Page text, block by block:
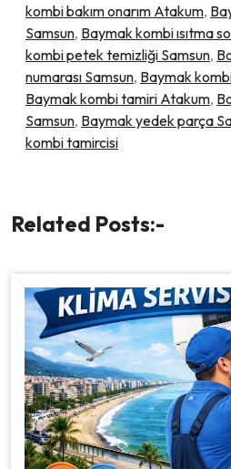
kombi bakım onarım Atakum,
Samsun, Baymak kombi ısıtma
kombi petek temizliği Samsun,
numarası Samsun, Baymak
Baymak kombi tamiri Atakum,
Samsun, Baymak yedek parça
kombi tamircisi
Related Posts:-